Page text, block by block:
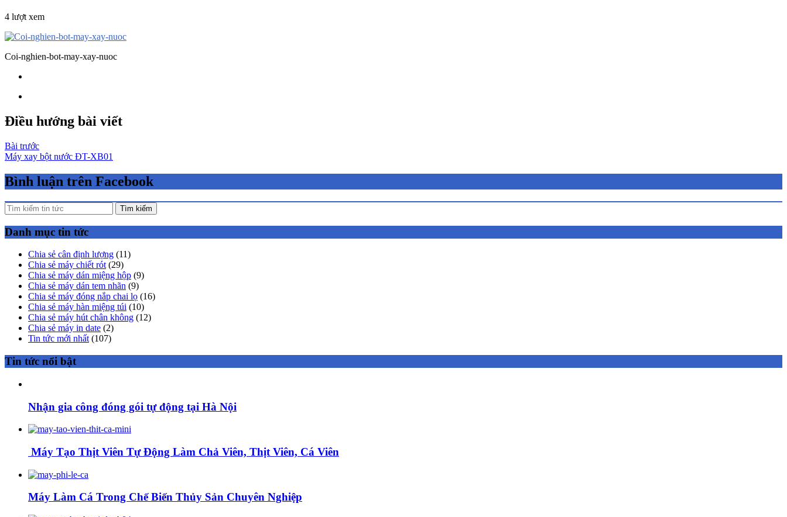
4 lượt xem
Coi-nghien-bot-may-xay-nuoc
Điều hướng bài viết
Bài trước
Máy xay bột nước ĐT-XB01
Bình luận trên Facebook
Tìm kiếm
Danh mục tin tức
Chia sẻ cân định lượng (11)
Chia sẻ máy chiết rót (29)
Chia sẻ máy dán miệng hộp (9)
Chia sẻ máy dán tem nhãn (9)
Chia sẻ máy đóng nắp chai lọ (16)
Chia sẻ máy hàn miệng túi (10)
Chia sẻ máy hút chân không (12)
Chia sẻ máy in date (2)
Tin tức mới nhất (107)
Tin tức nổi bật
Nhận gia công đóng gói tự động tại Hà Nội
Máy Tạo Thịt Viên Tự Động Làm Chả Viên, Thịt Viên, Cá Viên
Máy Làm Cá Trong Chế Biến Thủy Sản Chuyên Nghiệp